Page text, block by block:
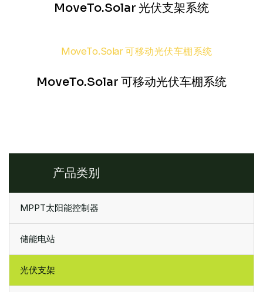
MoveTo.Solar 光伏支架系统
MoveTo.Solar 可移动光伏车棚系统
产品类别
MPPT太阳能控制器
储能电站
光伏支架